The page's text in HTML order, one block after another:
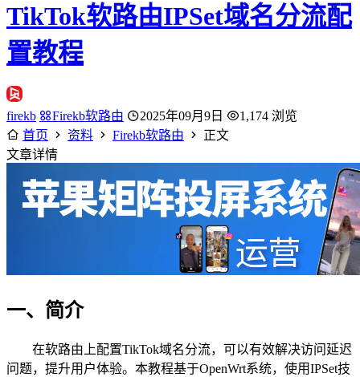
TikTok软路由IPSet域名分流配
置教程
firekb Firekb软路由 2025年09月9日
1,174 浏览
首页
资料 Firekb软路由
正文
文章详情
一、简介
在软路由上配置TikTok域名分流，可以有效解决访问延迟
问题，提升用户体验。本教程基于OpenWrt系统，使用IPSet技